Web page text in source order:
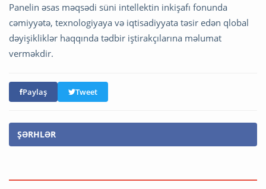
Panelin əsas məqsədi süni intellektin inkişafı fonunda
cəmiyyətə, texnologiyaya və iqtisadiyyata təsir edən qlobal
dəyişikliklər haqqında tədbir iştirakçılarına məlumat
verməkdir.
Paylaş Tweet
ŞƏRHLƏR